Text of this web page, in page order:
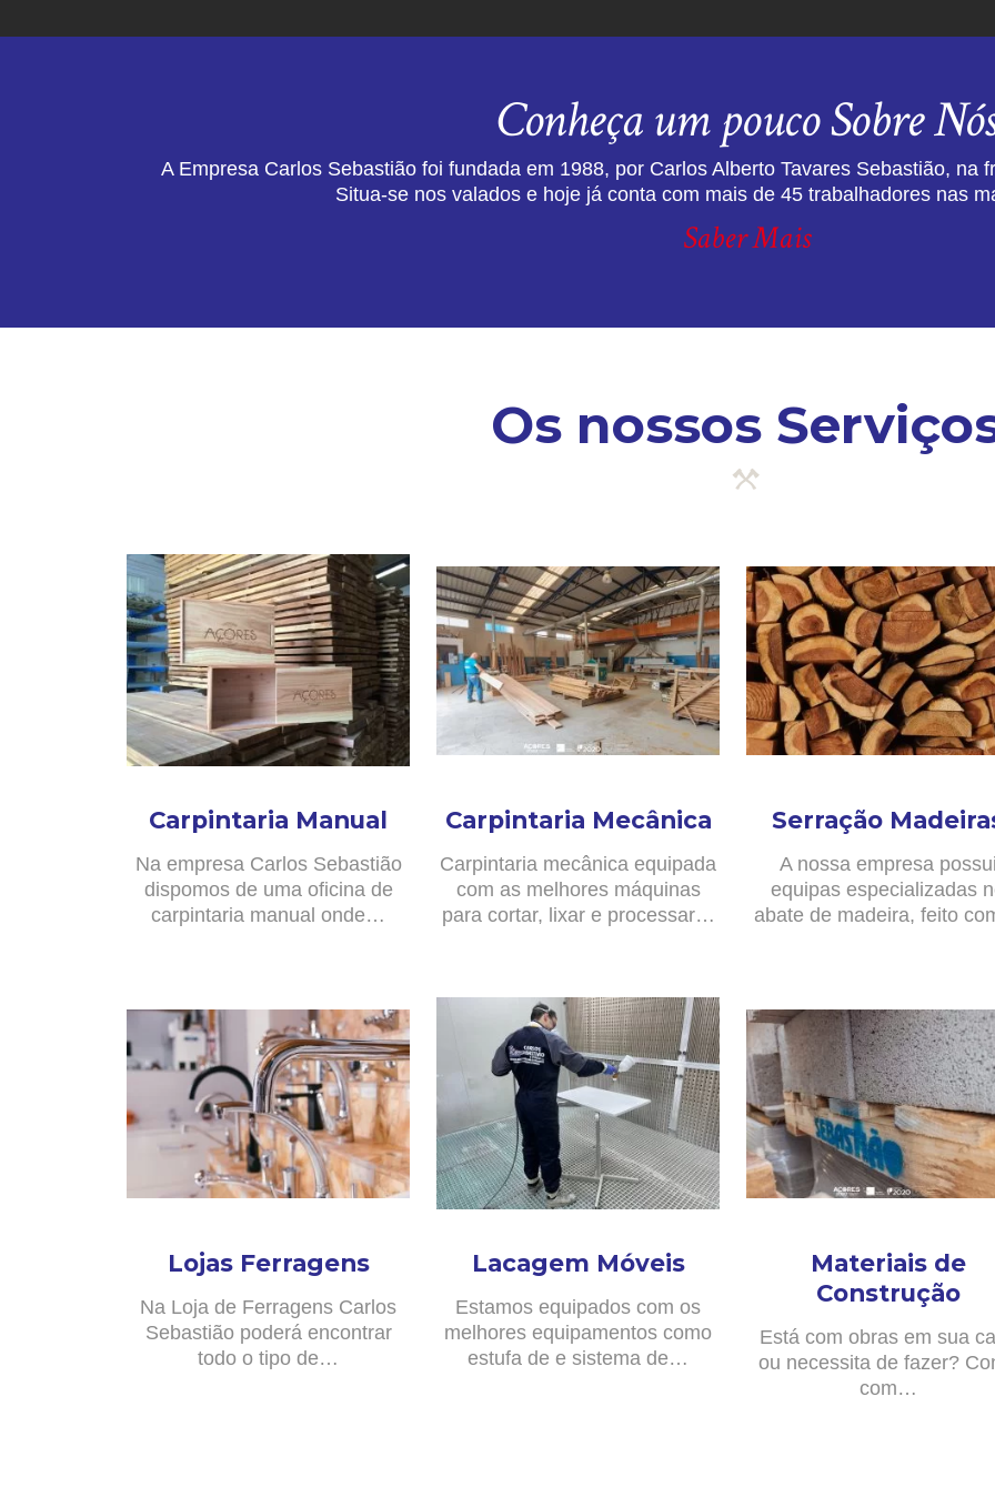
Conheça um pouco Sobre
A Empresa Carlos Sebastião foi fundada em 1988, por Carlos Alberto Tavares Sebastião, na
Situa-se nos valados e hoje já conta com mais de 45 trabalhadores nas
Saber Mais
Os nossos
Carpintaria Manual
Na empresa Carlos Sebastião
dispomos de uma oficina de
carpintaria manual onde…
Carpintaria Mecânica
Carpintaria mecânica equipada
com as melhores máquinas
para cortar, lixar e processar…
Serração
A nossa empresa
equipas especializadas
abate de madeira, feito
Lojas Ferragens
Na Loja de Ferragens Carlos
Sebastião poderá encontrar
todo o tipo de…
Lacagem Móveis
Estamos equipados com os
melhores equipamentos como
estufa de e sistema de…
Materiais de
Construção
Está com obras em sua
ou necessita de fazer?
com…